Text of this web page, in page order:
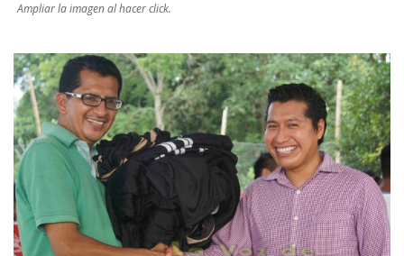
Ampliar la imagen al hacer click.